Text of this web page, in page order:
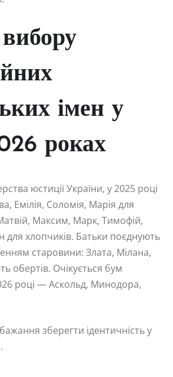
імен у
роках
юстиції України, у 2025 році
Емілія, Соломія, Марія для
Максим, Марк, Тимофій,
для хлопчиків. Батьки поєднують
старовини: Злата, Мілана,
обертів. Очікується бум
році — Аскольд, Минодора,
зберегти ідентичність у